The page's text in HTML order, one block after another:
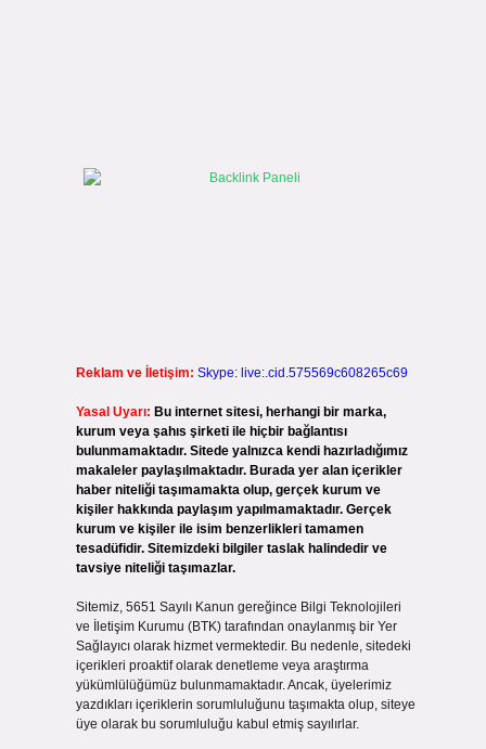
Reklam ve İletişim: Skype: live:.cid.575569c608265c69
Yasal Uyarı: Bu internet sitesi, herhangi bir marka,
kurum veya şahıs şirketi ile hiçbir bağlantısı
bulunmamaktadır. Sitede yalnızca kendi hazırladığımız
makaleler paylaşılmaktadır. Burada yer alan içerikler
haber niteliği taşımamakta olup, gerçek kurum ve
kişiler hakkında paylaşım yapılmamaktadır. Gerçek
kurum ve kişiler ile isim benzerlikleri tamamen
tesadüfidir. Sitemizdeki bilgiler taslak halindedir ve
tavsiye niteliği taşımazlar.
Sitemiz, 5651 Sayılı Kanun gereğince Bilgi Teknolojileri
ve İletişim Kurumu (BTK) tarafından onaylanmış bir Yer
Sağlayıcı olarak hizmet vermektedir. Bu nedenle, sitedeki
içerikleri proaktif olarak denetleme veya araştırma
yükümlülüğümüz bulunmamaktadır. Ancak, üyelerimiz
yazdıkları içeriklerin sorumluluğunu taşımakta olup, siteye
üye olarak bu sorumluluğu kabul etmiş sayılırlar.